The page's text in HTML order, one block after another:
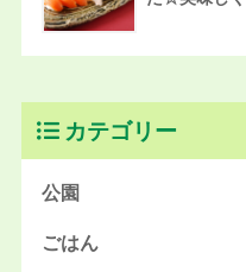
カテゴリー
公園
ごはん